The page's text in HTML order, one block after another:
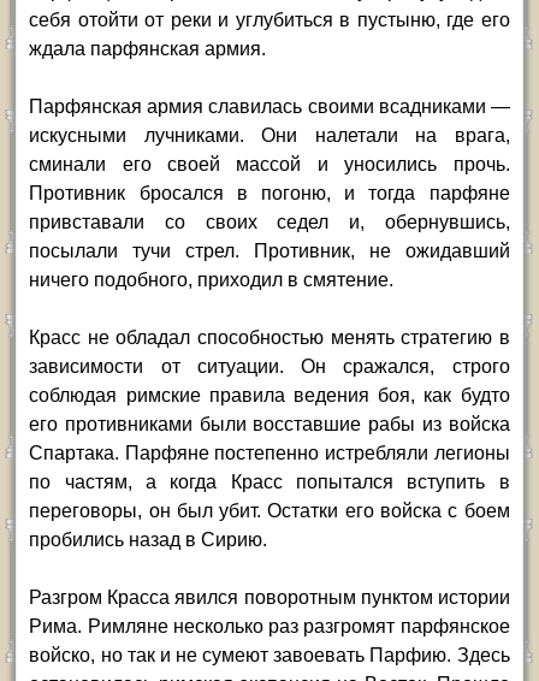
себя отойти от реки и углубиться в пустыню, где его
ждала парфянская армия.
Парфянская армия славилась своими всадниками —
искусными лучниками. Они налетали на врага,
сминали его своей массой и уносились прочь.
Противник бросался в погоню, и тогда парфяне
привставали со своих седел и, обернувшись,
посылали тучи стрел. Противник, не ожидавший
ничего подобного, приходил в смятение.
Красс не обладал способностью менять стратегию в
зависимости от ситуации. Он сражался, строго
соблюдая римские правила ведения боя, как будто
его противниками были восставшие рабы из войска
Спартака. Парфяне постепенно истребляли легионы
по частям, а когда Красс попытался вступить в
переговоры, он был убит. Остатки его войска с боем
пробились назад в Сирию.
Разгром Красса явился поворотным пунктом истории
Рима. Римляне несколько раз разгромят парфянское
войско, но так и не сумеют завоевать Парфию. Здесь